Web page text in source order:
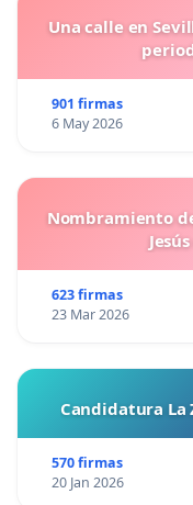
Una calle en
901 firmas
6 May 2026
Nombramiento
623 firmas
23 Mar 2026
Candidatura
570 firmas
20 Jan 2026